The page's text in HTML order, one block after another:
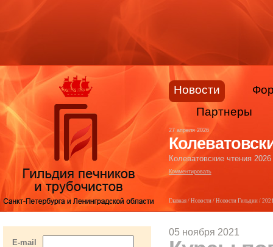
05 ноября 2021
Главная/ Новости/ Новости Гильдии/
E-mail
Новости
Партнеры
27 апреля 2026
Колеватовские чтения
Комментировать